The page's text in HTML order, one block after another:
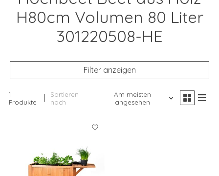
H80cm Volumen 80 Liter
301220508-HE
Filter anzeigen
1
Produkte
Sortieren
nach
Am meisten
angesehen